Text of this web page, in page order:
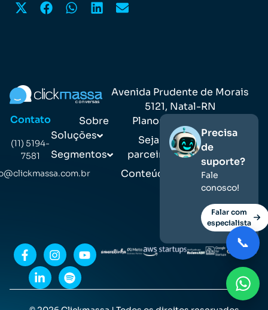
📞
Avenida Prudente de Morais
5121, Natal-RN
Contato
(11) 5194-
7581
Sobre
Soluções
Segmentos
Planos
Seja
parceiro
Conteúdos
Precisa
de
suporte?
Fale
conosco!
Falar com
especialista